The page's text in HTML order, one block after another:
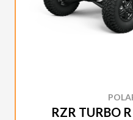
RZR TURBO